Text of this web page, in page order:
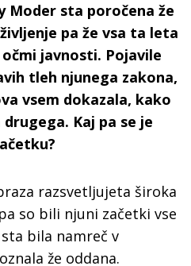
Moder sta poročena že
pa že vsa ta leta
javnosti. Pojavile
tleh njunega zakona,
vsem dokazala, kako
Kaj pa se je
razsvetljujeta široka
so bili njuni začetki vse
bila namreč v
že oddana.